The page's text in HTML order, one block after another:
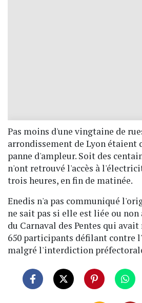
Pas moins d'une vingtaine de
arrondissement de Lyon étaient
panne d'ampleur. Soit des
n'ont retrouvé l'accès à
trois heures, en fin de matinée.
Enedis n'a pas communiqué
ne sait pas si elle est liée ou
du Carnaval des Pentes qui
650 participants défilant contre
malgré l'interdiction